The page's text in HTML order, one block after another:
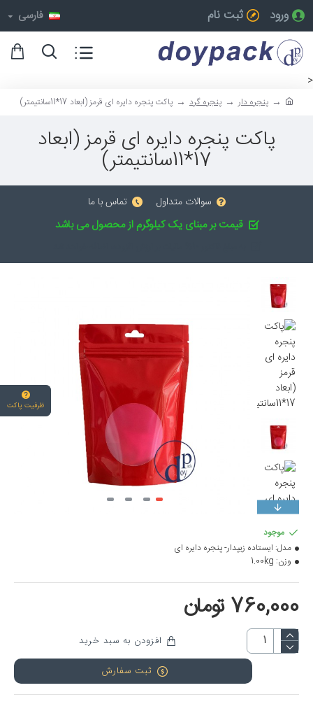
ورود ثبت نام فارسی
<
پنجره دار پنجره گرد پاکت پنجره دایره ای قرمز (ابعاد 17*11سانتیمتر)
پاکت پنجره دایره ای قرمز (ابعاد
17*11سانتیمتر)
سوالات متداول تماس با ما
قیمت بر مبنای یک کیلوگرم از محصول می باشد
760,000 تومان
موجود
مدل: ایستاده زیپدار- پنجره دایره ای
وزن: 1.00kg
افزودن به سبد خرید
ثبت سفارش
ظرفیت پاکت